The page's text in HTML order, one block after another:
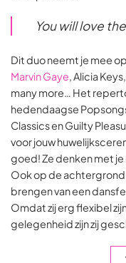
You will love
Dit duo neemt je mee
Marvin Gaye, Alicia
many more… Het
hedendaagse
Classics en Guilty
voor jouw
goed! Ze denken met
Ook op de
brengen van een
Omdat zij erg flexibel
gelegenheid zijn zij